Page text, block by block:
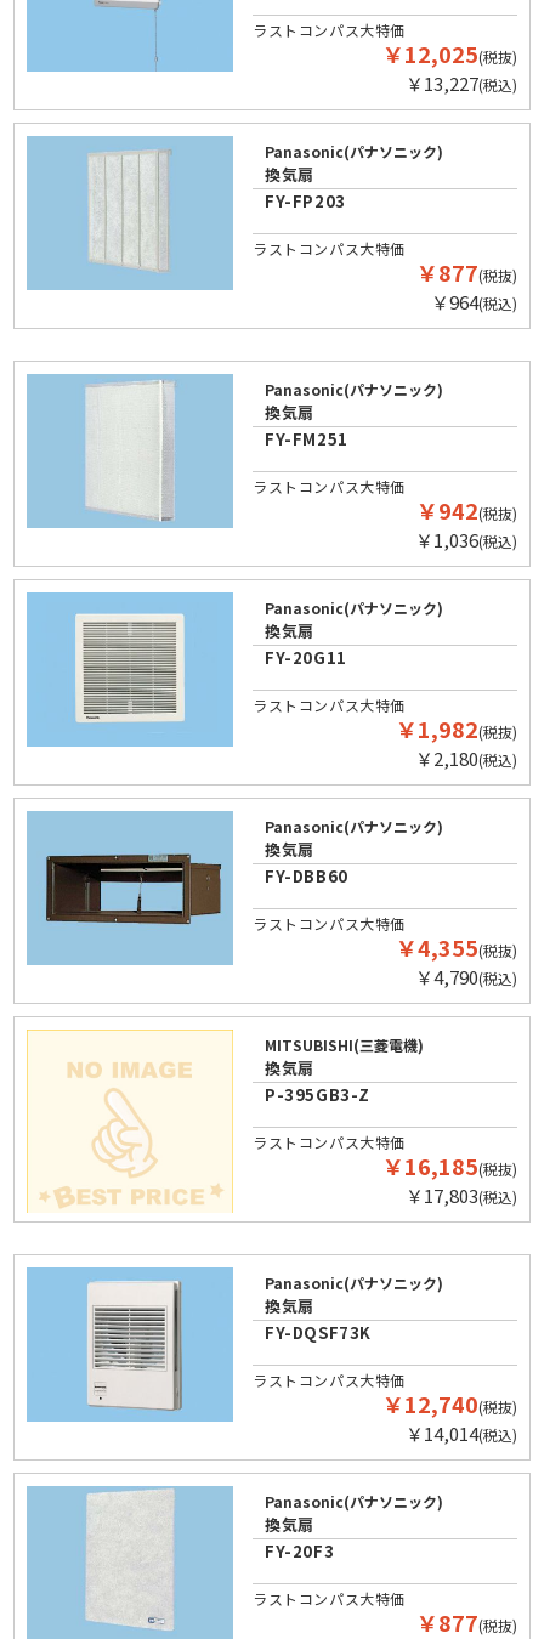
ラストコンパス大特価
￥12,025(税抜)
￥13,227(税込)
Panasonic(パナソニック)
換気扇
FY-FP203
ラストコンパス大特価
￥877(税抜)
￥964(税込)
Panasonic(パナソニック)
換気扇
FY-FM251
ラストコンパス大特価
￥942(税抜)
￥1,036(税込)
Panasonic(パナソニック)
換気扇
FY-20G11
ラストコンパス大特価
￥1,982(税抜)
￥2,180(税込)
Panasonic(パナソニック)
換気扇
FY-DBB60
ラストコンパス大特価
￥4,355(税抜)
￥4,790(税込)
MITSUBISHI(三菱電機)
換気扇
P-395GB3-Z
ラストコンパス大特価
￥16,185(税抜)
￥17,803(税込)
Panasonic(パナソニック)
換気扇
FY-DQSF73K
ラストコンパス大特価
￥12,740(税抜)
￥14,014(税込)
Panasonic(パナソニック)
換気扇
FY-20F3
ラストコンパス大特価
￥877(税抜)